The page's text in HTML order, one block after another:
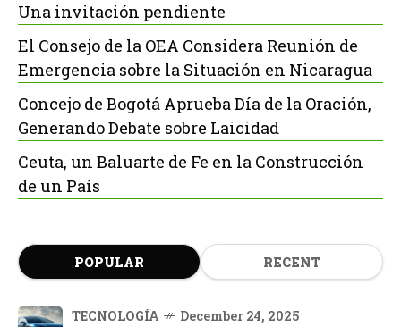
Una invitación pendiente
El Consejo de la OEA Considera Reunión de
Emergencia sobre la Situación en Nicaragua
Concejo de Bogotá Aprueba Día de la Oración,
Generando Debate sobre Laicidad
Ceuta, un Baluarte de Fe en la Construcción
de un País
POPULAR RECENT
TECNOLOGÍA December 24, 2025